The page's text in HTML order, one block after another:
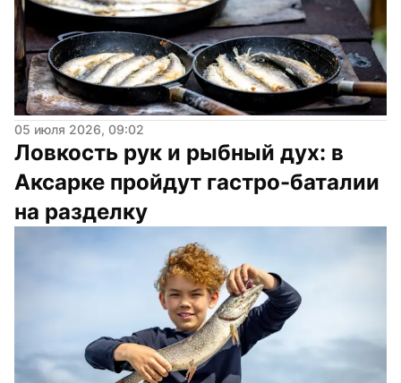
05 июля 2026, 09:02
Ловкость рук и рыбный дух: в
Аксарке пройдут гастро-баталии
на разделку